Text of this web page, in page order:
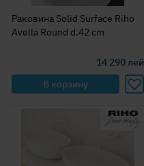
Раковина Solid Surface Riho
Avella Round d.42 cm
14 290лей
В корзину